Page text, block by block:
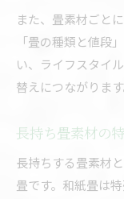
また、畳素材ごと
「畳の種類と値段
い、ライフスタイ
替えにつながります
長持ち畳素材の
長持ちする畳素材
畳です。和紙畳は